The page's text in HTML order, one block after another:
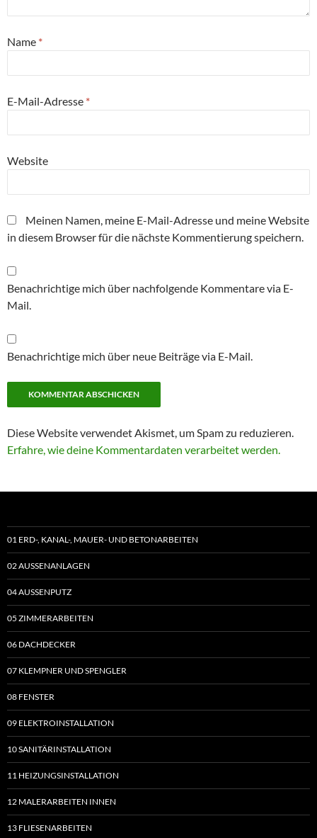
Name *
E-Mail-Adresse *
Website
Meinen Namen, meine E-Mail-Adresse und meine Website
in diesem Browser für die nächste Kommentierung speichern.
Benachrichtige mich über nachfolgende Kommentare via E-
Mail.
Benachrichtige mich über neue Beiträge via E-Mail.
Diese Website verwendet Akismet, um Spam zu reduzieren.
Erfahre, wie deine Kommentardaten verarbeitet werden.
01 ERD-, KANAL-, MAUER- UND BETONARBEITEN
02 AUSSENANLAGEN
04 AUSSENPUTZ
05 ZIMMERARBEITEN
06 DACHDECKER
07 KLEMPNER UND SPENGLER
08 FENSTER
09 ELEKTROINSTALLATION
10 SANITÄRINSTALLATION
11 HEIZUNGSINSTALLATION
12 MALERARBEITEN INNEN
13 FLIESENARBEITEN